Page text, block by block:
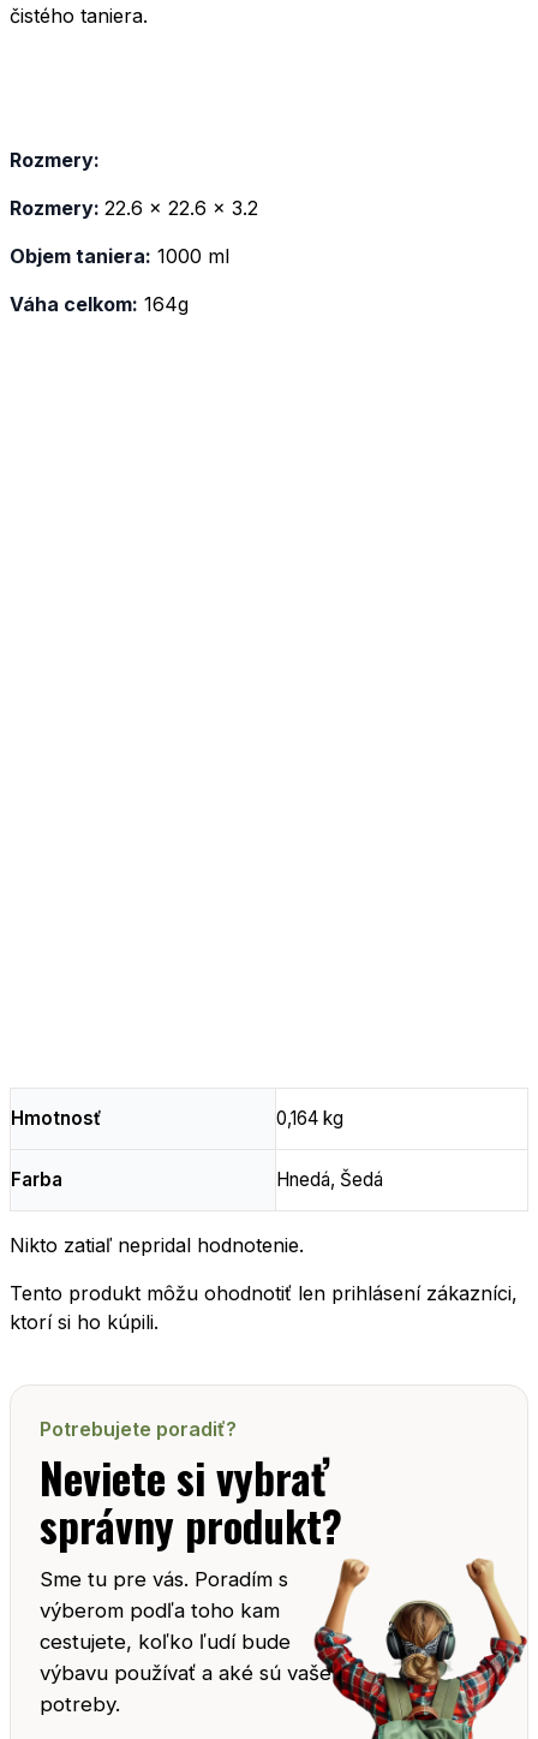
čistého taniera.
Rozmery:
Rozmery: 22.6 x 22.6 x 3.2
Objem taniera: 1000 ml
Váha celkom: 164g
Hmotnosť 0,164 kg
Farba Hnedá, Šedá
Nikto zatiaľ nepridal hodnotenie.
Tento produkt môžu ohodnotiť len prihlásení zákazníci,
ktorí si ho kúpili.
Potrebujete poradiť?
Neviete si vybrať
správny produkt?
Sme tu pre vás. Poradím s
výberom podľa toho kam
cestujete, koľko ľudí bude
výbavu používať a aké sú vaše
potreby.